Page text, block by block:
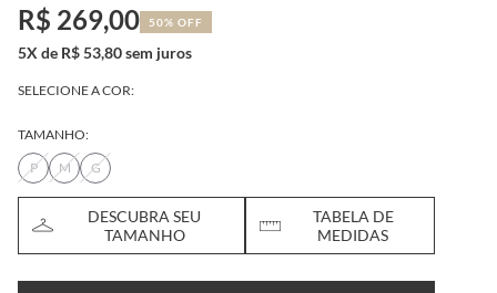
R$ 269,00 50% OFF
5X de R$ 53,80 sem juros
SELECIONE A COR:
TAMANHO:
P
M G
DESCUBRA SEU
TAMANHO
TABELA DE
MEDIDAS